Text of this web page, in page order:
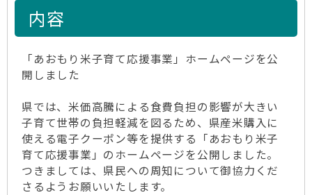
内容
「あおもり米子育て応援事業」ホームページを公
開しました
県では、米価高騰による食費負担の影響が大きい
子育て世帯の負担軽減を図るため、県産米購入に
使える電子クーポン等を提供する「あおもり米子
育て応援事業」のホームページを公開しました。
つきましては、県民への周知について御協力くだ
さるようお願いいたします。